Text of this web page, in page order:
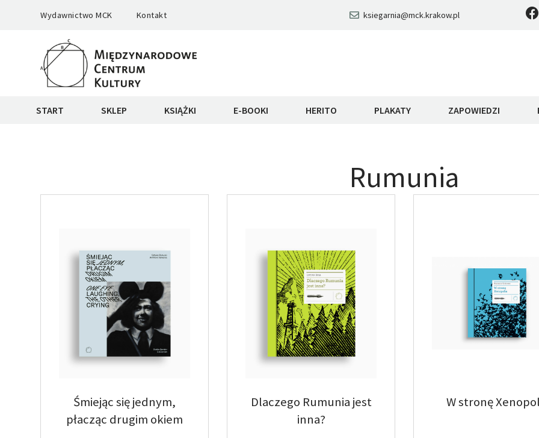
Wydawnictwo MCK Kontakt ksiegarnia@mck.krakow.pl
START SKLEP KSIĄŻKI E-BOOKI HERITO PLAKATY ZAPOWIEDZI
Rumunia
Śmiejąc się jednym,
płacząc drugim okiem
Dlaczego Rumunia jest
inna?
W stronę